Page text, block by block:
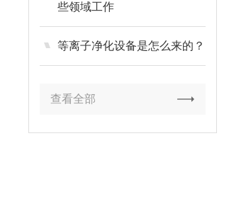
些领域工作
等离子净化设备是怎么来的？
查看全部